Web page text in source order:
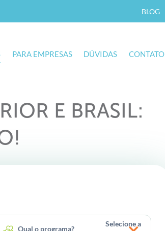
BLOG
PARA EMPRESAS DÚVIDAS CONTATO
E BRASIL:
Qual o programa?
Selecione a